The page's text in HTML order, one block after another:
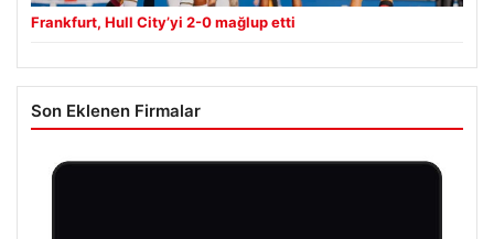
Frankfurt, Hull City’yi 2-0 mağlup etti
Son Eklenen Firmalar